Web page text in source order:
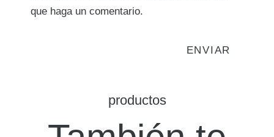
que haga un comentario.
productos